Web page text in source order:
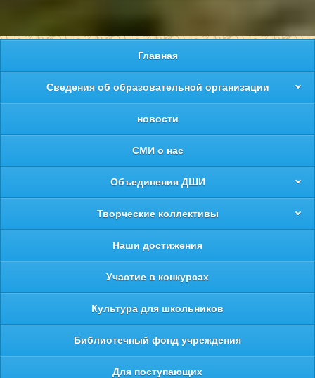
Главная
Сведения об образовательной организации
новости
СМИ о нас
Объединения ДШИ
Творческие коллективы
Наши достижения
Участие в конкурсах
Культура для школьников
Библиотечный фонд учреждения
Для поступающих